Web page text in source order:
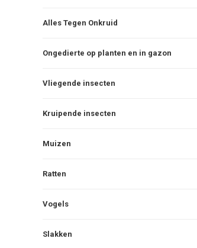
Alles Tegen Onkruid
Ongedierte op planten en in gazon
Vliegende insecten
Kruipende insecten
Muizen
Ratten
Vogels
Slakken